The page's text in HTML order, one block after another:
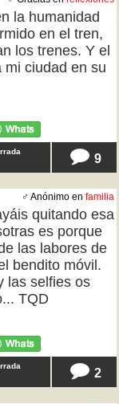
la humanidad
en el tren,
los trenes. Y el
mi ciudad en su
9
♂ Anónimo en familia
quitando esa
es porque
las labores de
bendito móvil.
las selfies os
TQD
2